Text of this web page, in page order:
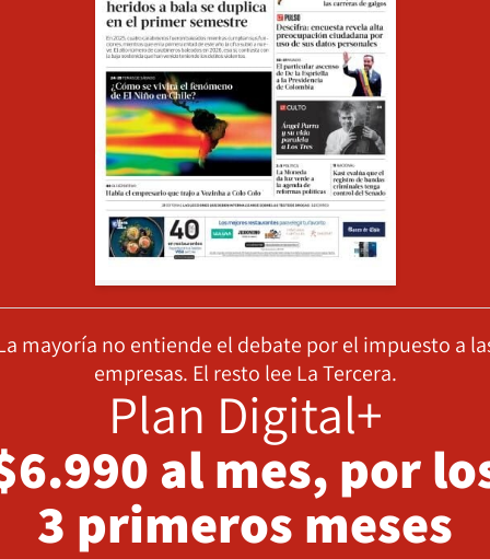
mayoría no entiende el debate por el impuesto a
empresas. El resto lee La Tercera.
Plan Digital+
al mes, por
3 primeros meses